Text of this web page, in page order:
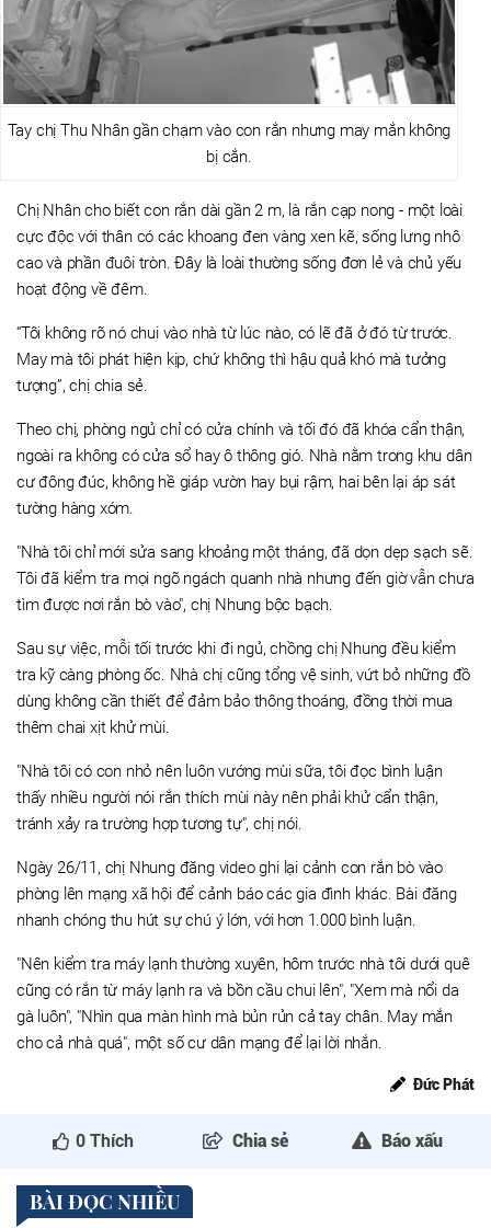
Tay chị Thu Nhân gần chạm vào con rắn nhưng may mắn không
bị cắn.
Chị Nhân cho biết con rắn dài gần 2 m, là rắn cạp nong - một loài
cực độc với thân có các khoang đen vàng xen kẽ, sống lưng nhô
cao và phần đuôi tròn. Đây là loài thường sống đơn lẻ và chủ yếu
hoạt động về đêm.
“Tôi không rõ nó chui vào nhà từ lúc nào, có lẽ đã ở đó từ trước.
May mà tôi phát hiện kịp, chứ không thì hậu quả khó mà tưởng
tượng”, chị chia sẻ.
Theo chị, phòng ngủ chỉ có cửa chính và tối đó đã khóa cẩn thận,
ngoài ra không có cửa sổ hay ô thông gió. Nhà nằm trong khu dân
cư đông đúc, không hề giáp vườn hay bụi rậm, hai bên lại áp sát
tường hàng xóm.
"Nhà tôi chỉ mới sửa sang khoảng một tháng, đã dọn dẹp sạch sẽ.
Tôi đã kiểm tra mọi ngõ ngách quanh nhà nhưng đến giờ vẫn chưa
tìm được nơi rắn bò vào", chị Nhung bộc bạch.
Sau sự việc, mỗi tối trước khi đi ngủ, chồng chị Nhung đều kiểm
tra kỹ càng phòng ốc. Nhà chị cũng tổng vệ sinh, vứt bỏ những đồ
dùng không cần thiết để đảm bảo thông thoáng, đồng thời mua
thêm chai xịt khử mùi.
"Nhà tôi có con nhỏ nên luôn vướng mùi sữa, tôi đọc bình luận
thấy nhiều người nói rắn thích mùi này nên phải khử cẩn thận,
tránh xảy ra trường hợp tương tự", chị nói.
Ngày 26/11, chị Nhung đăng video ghi lại cảnh con rắn bò vào
phòng lên mạng xã hội để cảnh báo các gia đình khác. Bài đăng
nhanh chóng thu hút sự chú ý lớn, với hơn 1.000 bình luận.
"Nên kiểm tra máy lạnh thường xuyên, hôm trước nhà tôi dưới quê
cũng có rắn từ máy lạnh ra và bồn cầu chui lên", "Xem mà nổi da
gà luôn", "Nhìn qua màn hình mà bủn rủn cả tay chân. May mắn
cho cả nhà quá", một số cư dân mạng để lại lời nhắn.
Đức Phát
0 Thích Chia sẻ Báo xấu
BÀI ĐỌC NHIỀU